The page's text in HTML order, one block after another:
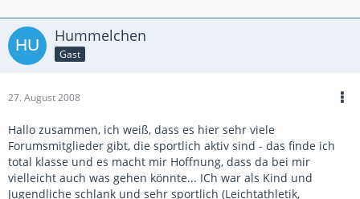
Hummelchen
Gast
27. August 2008
Hallo zusammen, ich weiß, dass es hier sehr viele
Forumsmitglieder gibt, die sportlich aktiv sind - das finde ich
total klasse und es macht mir Hoffnung, dass da bei mir
vielleicht auch was gehen könnte... ICh war als Kind und
Jugendliche schlank und sehr sportlich (Leichtathletik,